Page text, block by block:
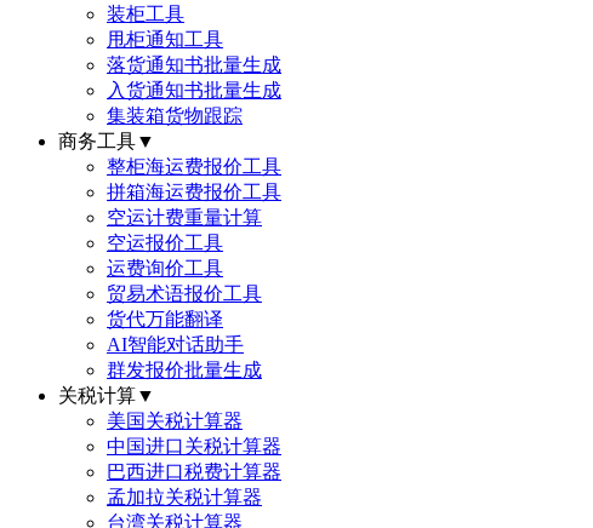
装柜工具
甩柜通知工具
落货通知书批量生成
入货通知书批量生成
集装箱货物跟踪
商务工具▼
整柜海运费报价工具
拼箱海运费报价工具
空运计费重量计算
空运报价工具
运费询价工具
贸易术语报价工具
货代万能翻译
AI智能对话助手
群发报价批量生成
关税计算▼
美国关税计算器
中国进口关税计算器
巴西进口税费计算器
孟加拉关税计算器
台湾关税计算器